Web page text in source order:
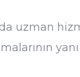
uzman